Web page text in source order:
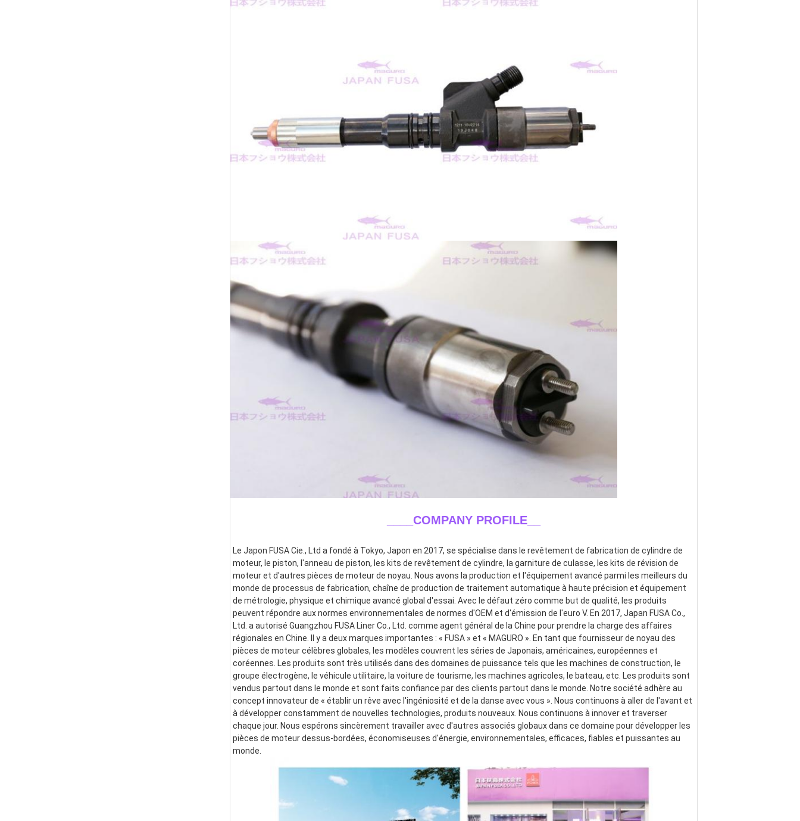
____COMPANY PROFILE__
Le Japon FUSA Cie., Ltd a fondé à Tokyo, Japon en 2017, se spécialise dans le revêtement de fabrication de cylindre de
moteur, le piston, l'anneau de piston, les kits de revêtement de cylindre, la garniture de culasse, les kits de révision de
moteur et d'autres pièces de moteur de noyau. Nous avons la production et l'équipement avancé parmi les meilleurs du
monde de processus de fabrication, chaîne de production de traitement automatique à haute précision et équipement
de métrologie, physique et chimique avancé global d'essai. Avec le défaut zéro comme but de qualité, les produits
peuvent répondre aux normes environnementales de normes d'OEM et d'émission de l'euro V. En 2017, Japan FUSA Co.,
Ltd. a autorisé Guangzhou FUSA Liner Co., Ltd. comme agent général de la Chine pour prendre la charge des affaires
régionales en Chine. Il y a deux marques importantes : « FUSA » et « MAGURO ». En tant que fournisseur de noyau des
pièces de moteur célèbres globales, les modèles couvrent les séries de Japonais, américaines, européennes et
coréennes. Les produits sont très utilisés dans des domaines de puissance tels que les machines de construction, le
groupe électrogène, le véhicule utilitaire, la voiture de tourisme, les machines agricoles, le bateau, etc. Les produits sont
vendus partout dans le monde et sont faits confiance par des clients partout dans le monde. Notre société adhère au
concept innovateur de « établir un rêve avec l'ingéniosité et de la danse avec vous ». Nous continuons à aller de l'avant et
à développer constamment de nouvelles technologies, produits nouveaux. Nous continuons à innover et traverser
chaque jour. Nous espérons sincèrement travailler avec d'autres associés globaux dans ce domaine pour développer les
pièces de moteur dessus-bordées, économiseuses d'énergie, environnementales, efficaces, fiables et puissantes au
monde.